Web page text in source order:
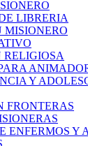
LIBRERIA
MISIONERO
Y
FRONTERAS
ENFERMOS Y